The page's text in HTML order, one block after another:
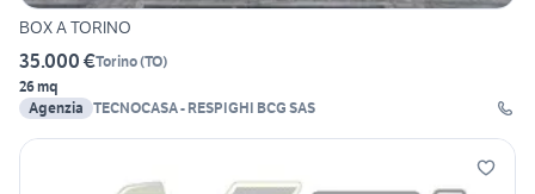
BOX A TORINO
35.000 €Torino(TO)
26 mq
Agenzia TECNOCASA - RESPIGHI BCG SAS